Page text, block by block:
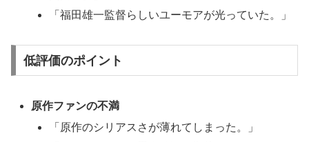
「福田雄一監督らしいユーモアが光っていた。」
低評価のポイント
原作ファンの不満
「原作のシリアスさが薄れてしまった。」